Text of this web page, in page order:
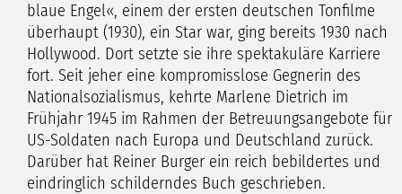
blaue Engel«, einem der ersten deutschen Tonfilme
überhaupt (1930), ein Star war, ging bereits 1930 nach
Hollywood. Dort setzte sie ihre spektakuläre Karriere
fort. Seit jeher eine kompromisslose Gegnerin des
Nationalsozialismus, kehrte Marlene Dietrich im
Frühjahr 1945 im Rahmen der Betreuungsangebote für
US-Soldaten nach Europa und Deutschland zurück.
Darüber hat Reiner Burger ein reich bebildertes und
eindringlich schilderndes Buch geschrieben.